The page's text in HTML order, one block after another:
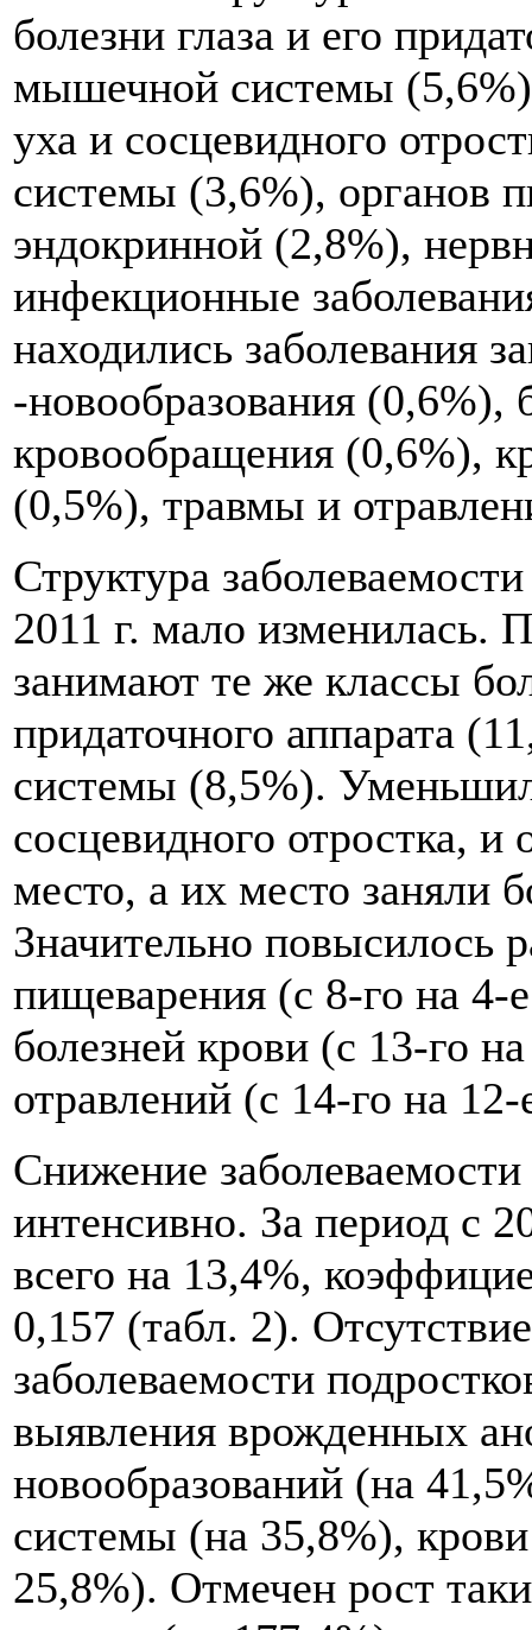
болезни глаза и его
мышечной системы
уха и сосцевидного
системы (3,6%), органов
эндокринной (2,8%),
инфекционные
находились заболевания
-новообразования (0,6%),
кровообращения (0,6%),
(0,5%), травмы и
Структура
2011 г. мало изменилась.
занимают те же классы
придаточного аппарата
системы (8,5%).
сосцевидного отростка, и
место, а их место заняли
Значительно повысилось
пищеварения (с 8-го на 4-
болезней крови (с 13-го
отравлений (с 14-го на
Снижение
интенсивно. За период с
всего на 13,4%,
0,157 (табл. 2).
заболеваемости
выявления врожденных
новообразований (на
системы (на 35,8%),
25,8%). Отмечен рост